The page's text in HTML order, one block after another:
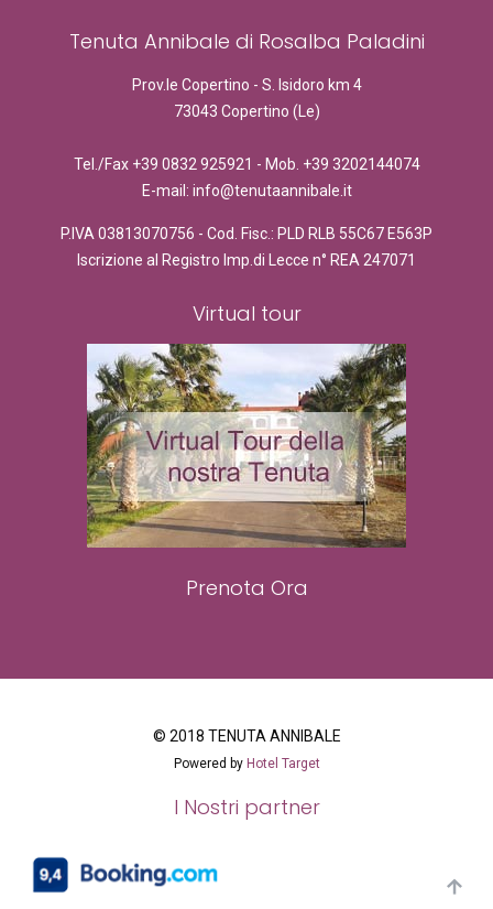
Tenuta Annibale di Rosalba Paladini
Prov.le Copertino - S. Isidoro km 4
73043 Copertino (Le)
Tel./Fax +39 0832 925921 - Mob. +39 3202144074
E-mail: info@tenutaannibale.it
P.IVA 03813070756 - Cod. Fisc.: PLD RLB 55C67 E563P
Iscrizione al Registro Imp.di Lecce n° REA 247071
Virtual tour
Prenota Ora
© 2018 TENUTA ANNIBALE
Powered by Hotel Target
I Nostri partner